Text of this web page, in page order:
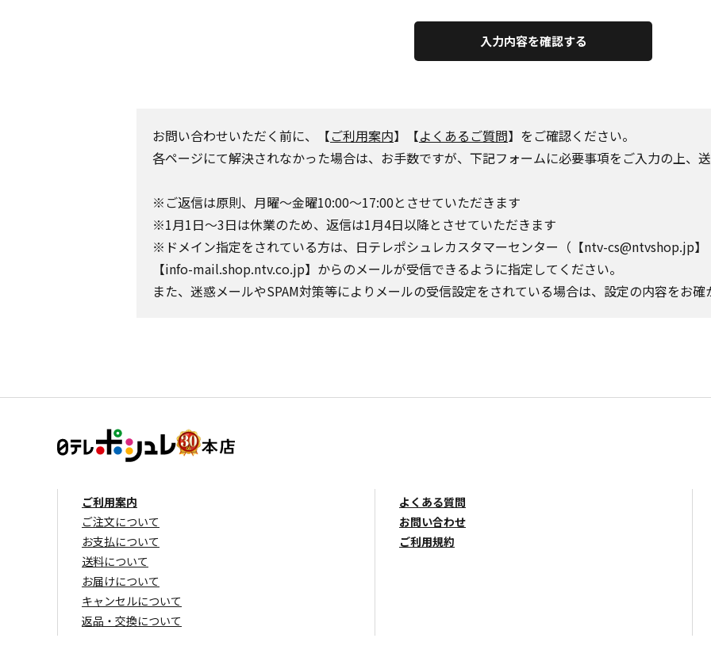
入力内容を確認する
お問い合わせいただく前に、【ご利用案内】【よくあるご質問】をご確認ください。
各ページにて解決されなかった場合は、お手数ですが、下記フォームに必要事項をご入力の上、
※ご返信は原則、月曜～金曜10:00～17:00とさせていただきます
※1月1日～3日は休業のため、返信は1月4日以降とさせていただきます
※ドメイン指定をされている方は、日テレポシュレカスタマーセンター（【ntv-cs@ntvshop.jp
【info-mail.shop.ntv.co.jp】からのメールが受信できるように指定してください。
また、迷惑メールやSPAM対策等によりメールの受信設定をされている場合は、設定の内容をお
ご利用案内
ご注文について
お支払について
送料について
お届けについて
キャンセルについて
返品・交換について
よくある質問
お問い合わせ
ご利用規約